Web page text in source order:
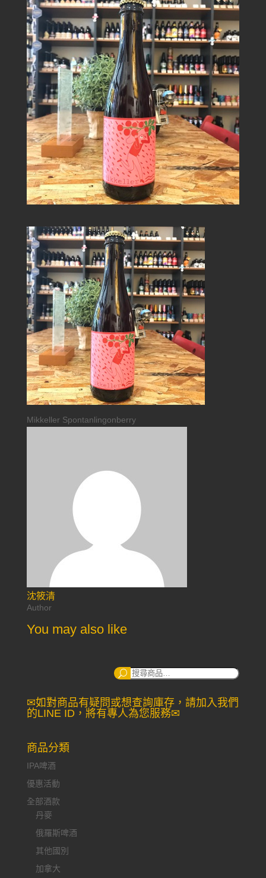
Mikkeller Spontanlingonberry
沈筱清
Author
You may also like
搜
✉如對商品有疑問或想查詢庫存，請加入我們
的LINE ID，將有專人為您服務✉
商品分類
IPA啤酒
優惠活動
全部酒款
丹麥
俄羅斯啤酒
其他國別
加拿大